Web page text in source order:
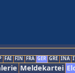
FAI FIN FRA GER GRE INA
Meldekartei